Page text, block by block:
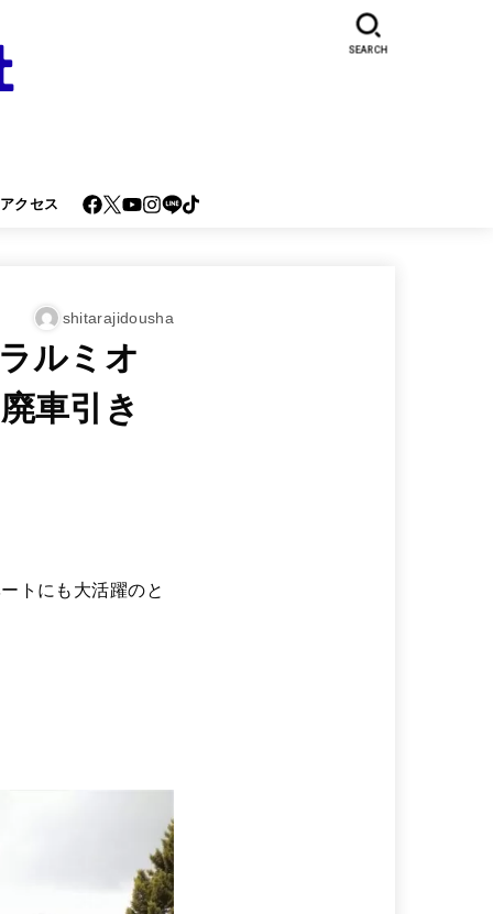
クセス
SEARCH
shitarajidousha
ルミオ
車引き
トにも大活躍のと